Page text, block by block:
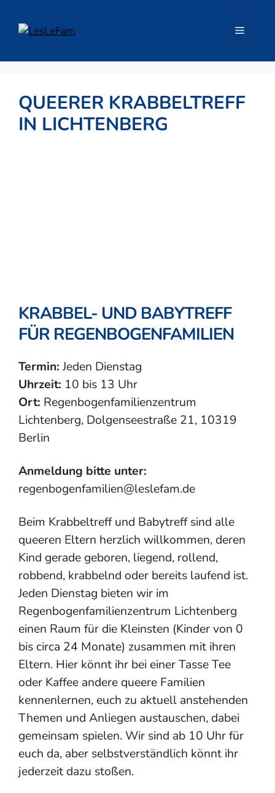
Inhalt
springen
Menü
QUEERER KRABBELTREFF
IN LICHTENBERG
KRABBEL- UND BABYTREFF
FÜR REGENBOGENFAMILIEN
Termin:Jeden Dienstag
Uhrzeit: 10 bis 13 Uhr
Ort: Regenbogenfamilienzentrum
Lichtenberg, Dolgenseestraße 21, 10319
Berlin
Anmeldung bitte unter:
regenbogenfamilien@leslefam.de
Beim Krabbeltreff und Babytreff sind alle
queeren Eltern herzlich willkommen, deren
Kind gerade geboren, liegend, rollend,
robbend, krabbelnd oder bereits laufend ist.
Jeden Dienstag bieten wir im
Regenbogenfamilienzentrum Lichtenberg
einen Raum für die Kleinsten (Kinder von 0
bis circa 24 Monate) zusammen mit ihren
Eltern. Hier könnt ihr bei einer Tasse Tee
oder Kaffee andere queere Familien
kennenlernen, euch zu aktuell anstehenden
Themen und Anliegen austauschen, dabei
gemeinsam spielen. Wir sind ab 10 Uhr für
euch da, aber selbstverständlich könnt ihr
jederzeit dazu stoßen.